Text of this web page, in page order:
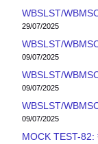
WBSLST/
29/07/2025
WBSLST/
09/07/2025
WBSLST/
09/07/2025
WBSLST/
09/07/2025
MOCK TEST-82: